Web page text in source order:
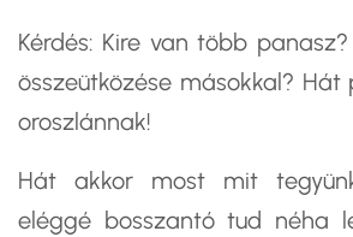
Kérdés: Kire van több
összeütközése másokkal? Hát
oroszlánnak!
Hát akkor most mit
eléggé bosszantó tud néha